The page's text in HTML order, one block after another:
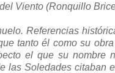
Viento (Ronquillo
Referencias
tanto él como su
el que su nombre
las Soledades citaban